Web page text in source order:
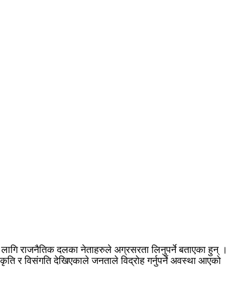
राजनैतिक दलका नेताहरुले अग्रसरता लिनुपर्ने बताएका हुन् ।
र विसंगति देखिएकाले जनताले विद्रोह गर्नुपर्ने अवस्था आएको